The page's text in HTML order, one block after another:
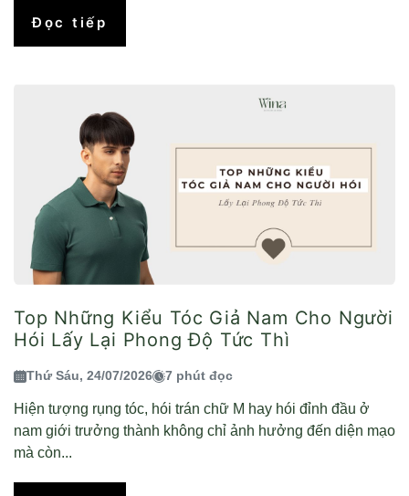
Đọc tiếp
Top Những Kiểu Tóc Giả Nam Cho Người
Hói Lấy Lại Phong Độ Tức Thì
Thứ Sáu, 24/07/2026 7 phút đọc
Hiện tượng rụng tóc, hói trán chữ M hay hói đỉnh đầu ở
nam giới trưởng thành không chỉ ảnh hưởng đến diện mạo
mà còn...